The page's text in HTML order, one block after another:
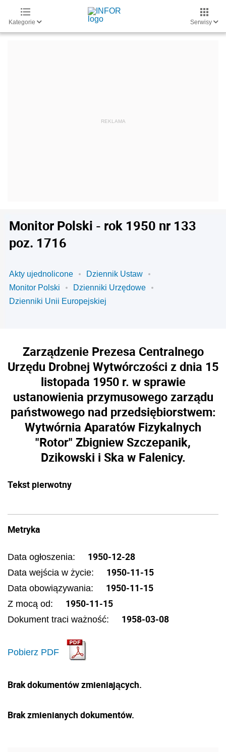
Kategorie Serwisy
Monitor Polski - rok 1950 nr 133
poz. 1716
Akty ujednolicone
Dziennik Ustaw
Monitor Polski
Dzienniki Urzędowe
Dzienniki Unii Europejskiej
Zarządzenie Prezesa Centralnego
Urzędu Drobnej Wytwórczości z dnia 15
listopada 1950 r. w sprawie
ustanowienia przymusowego zarządu
państwowego nad przedsiębiorstwem:
Wytwórnia Aparatów Fizykalnych
"Rotor" Zbigniew Szczepanik,
Dzikowski i Ska w Falenicy.
Tekst pierwotny
Metryka
Data ogłoszenia: 1950-12-28
Data wejścia w życie: 1950-11-15
Data obowiązywania: 1950-11-15
Z mocą od: 1950-11-15
Dokument traci ważność: 1958-03-08
Pobierz PDF
Brak dokumentów zmieniających.
Brak zmienianych dokumentów.